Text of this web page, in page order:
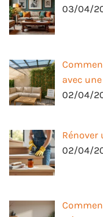
03/04/
avec
02/04/
Rénover
02/04/